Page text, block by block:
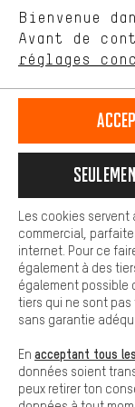
Langue"
RÉSILIER LE
Programme
Conditions
Reprise des
Tous les prix
frais de
Bienvenue
Avant de
réglages
nous
Plus de
est plus
Nous
informations
facilement les
facilement aux
Cookies de
Les cookies
fonctions de
Les cookies
commercial,
internet. Pour ce
également à des
également possible
tiers qui ne sont
sans garantie
En acceptant tous
données soient
peux retirer ton